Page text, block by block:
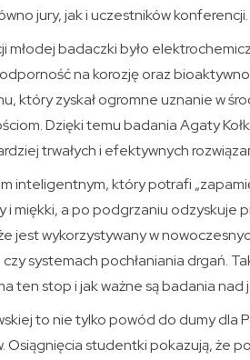
jury, jak i uczestników konferencji.
młodej badaczki było
na korozję oraz
który zyskał ogromne uznanie w
Dzięki temu badania Agaty
trwałych i efektywnych
inteligentnym, który potrafi
miękki, a po podgrzaniu odzyskuje
jest wykorzystywany w
systemach pochłaniania drgań.
ten stop i jak ważne są badania
to nie tylko powód do dumy dla
Osiągnięcia studentki pokazują, że